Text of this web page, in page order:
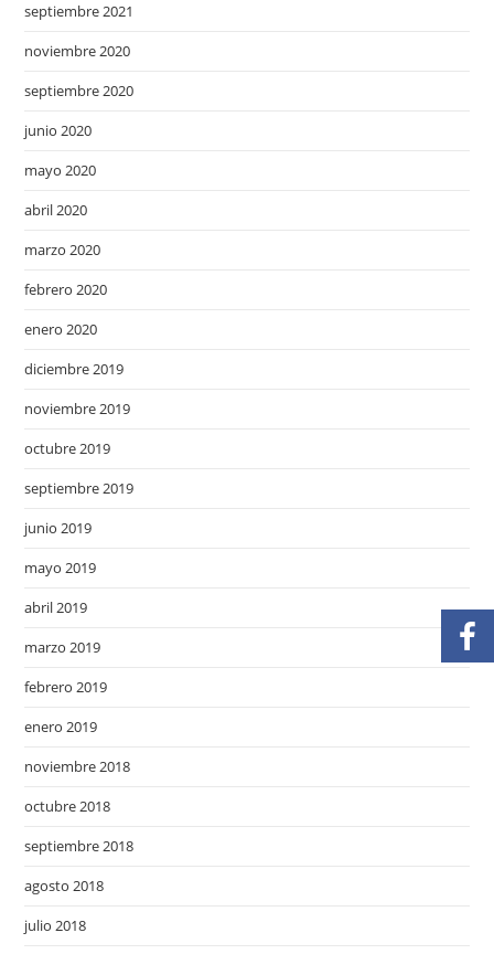
septiembre 2021
noviembre 2020
septiembre 2020
junio 2020
mayo 2020
abril 2020
marzo 2020
febrero 2020
enero 2020
diciembre 2019
noviembre 2019
octubre 2019
septiembre 2019
junio 2019
mayo 2019
abril 2019
marzo 2019
febrero 2019
enero 2019
noviembre 2018
octubre 2018
septiembre 2018
agosto 2018
julio 2018